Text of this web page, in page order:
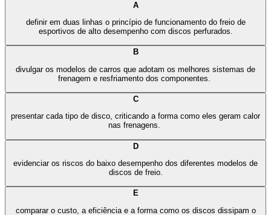
A
definir em duas linhas o princípio de funcionamento do freio de
esportivos de alto desempenho com discos perfurados.
B
divulgar os modelos de carros que adotam os melhores sistemas de
frenagem e resfriamento dos componentes.
C
presentar cada tipo de disco, criticando a forma como eles geram calor
nas frenagens.
D
evidenciar os riscos do baixo desempenho dos diferentes modelos de
discos de freio.
E
comparar o custo, a eficiência e a forma como os discos dissipam o